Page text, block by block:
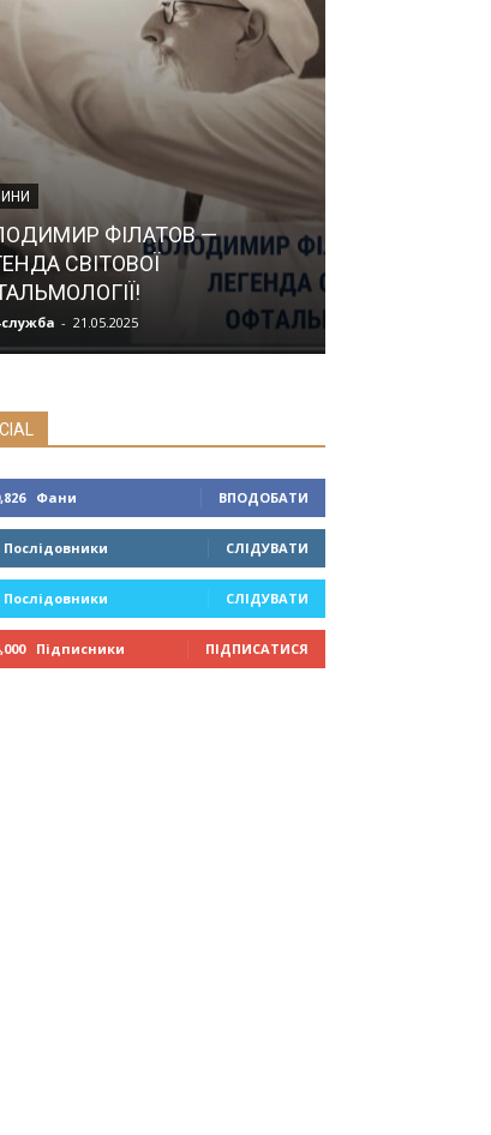
ФІЛАТОВ —
СВІТОВОЇ
- 21.05.2025
Фани ВПОДОБАТИ
Послідовники СЛІДУВАТИ
Послідовники СЛІДУВАТИ
Підписники ПІДПИСАТИСЯ